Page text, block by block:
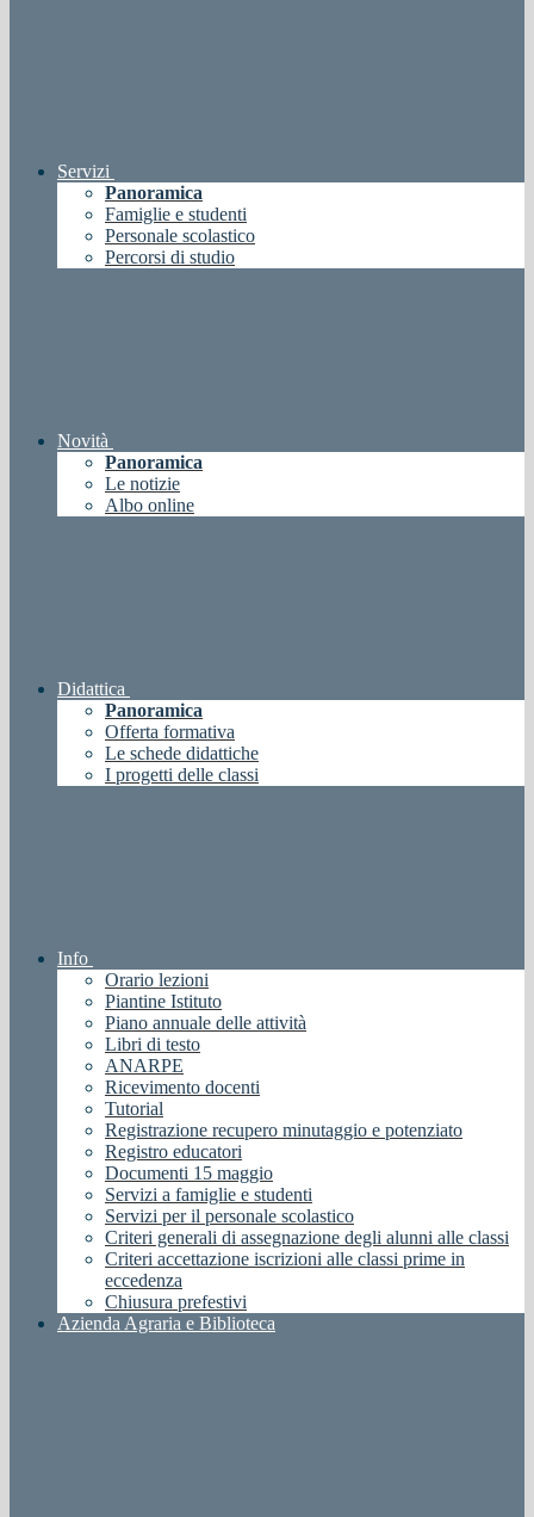
Servizi
Panoramica
Famiglie e studenti
Personale scolastico
Percorsi di studio
Novità
Panoramica
Le notizie
Albo online
Didattica
Panoramica
Offerta formativa
Le schede didattiche
I progetti delle classi
Info
Orario lezioni
Piantine Istituto
Piano annuale delle attività
Libri di testo
ANARPE
Ricevimento docenti
Tutorial
Registrazione recupero minutaggio e potenziato
Registro educatori
Documenti 15 maggio
Servizi a famiglie e studenti
Servizi per il personale scolastico
Criteri generali di assegnazione degli alunni alle classi
Criteri accettazione iscrizioni alle classi prime in
eccedenza
Chiusura prefestivi
Azienda Agraria e Biblioteca